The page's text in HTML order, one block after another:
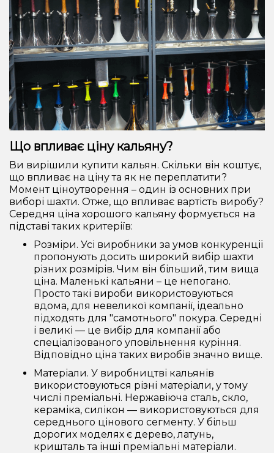
Що впливає ціну кальяну?
Ви вирішили купити кальян. Скільки він коштує,
що впливає на ціну та як не переплатити?
Момент ціноутворення – один із основних при
виборі шахти. Отже, що впливає вартість виробу?
Середня ціна хорошого кальяну формується на
підставі таких критеріїв:
Розміри. Усі виробники за умов конкуренції
пропонують досить широкий вибір шахти
різних розмірів. Чим він більший, тим вища
ціна. Маленькі кальяни – це непогано.
Просто такі вироби використовуються
вдома, для невеликої компанії, ідеально
підходять для "самотнього" покура. Середні
і великі — це вибір для компанії або
спеціалізованого уповільнення куріння.
Відповідно ціна таких виробів значно вище.
Матеріали. У виробництві кальянів
використовуються різні матеріали, у тому
числі преміальні. Нержавіюча сталь, скло,
кераміка, силікон — використовуються для
середнього цінового сегменту. У більш
дорогих моделях є дерево, латунь,
кришталь та інші преміальні матеріали.